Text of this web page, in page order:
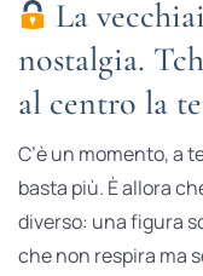
La
nostalgia.
al centro la
C’è un momento, a
basta più. È allora
diverso: una figura
che non respira ma